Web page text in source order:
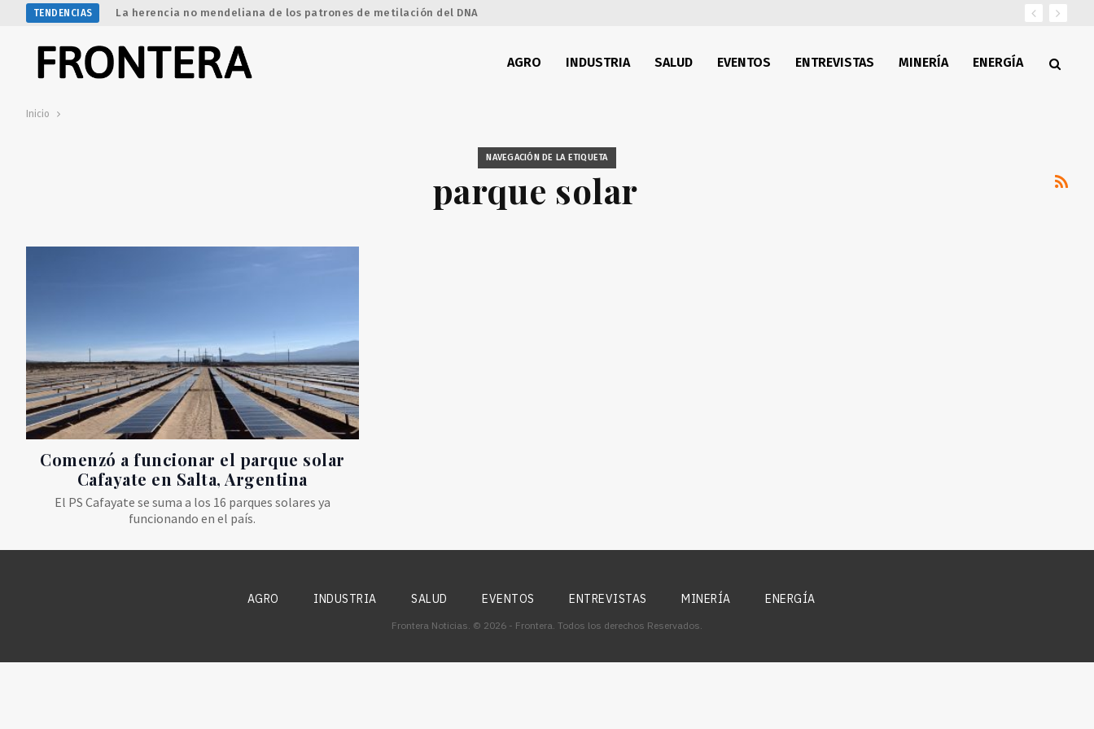
TENDENCIAS La herencia no mendeliana de los patrones de metilación del DNA
AGRO INDUSTRIA SALUD EVENTOS ENTREVISTAS MINERÍA ENERGÍA
Inicio
NAVEGACIÓN DE LA ETIQUETA
parque solar
Comenzó a funcionar el parque solar
Cafayate en Salta, Argentina
El PS Cafayate se suma a los 16 parques solares ya
funcionando en el país.
AGRO INDUSTRIA SALUD EVENTOS ENTREVISTAS MINERÍA ENERGÍA
Frontera Noticias. © 2026 - Frontera. Todos los derechos Reservados.